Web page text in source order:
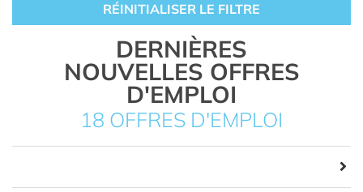
RÉINITIALISER LE FILTRE
DERNIÈRES
NOUVELLES OFFRES
D'EMPLOI
18 OFFRES D'EMPLOI